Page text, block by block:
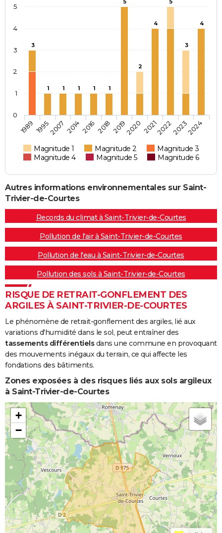
3
1 1 1 1 1
2
4
3
4
Magnitude 1 Magnitude 2
Magnitude 3
Magnitude 4
Magnitude 5 Magnitude 6
198919952007 20142016201820192020 2021202220232024
0
1
2
3
4
5
Autres informations environnementales sur Saint-
Trivier-de-Courtes
Records du climat à Saint-Trivier-de-Courtes
Pollution de l'air à Saint-Trivier-de-Courtes
Pollution de l'eau à Saint-Trivier-de-Courtes
Pollution des sols à Saint-Trivier-de-Courtes
RISQUE DE RETRAIT-GONFLEMENT DES
ARGILES À SAINT-TRIVIER-DE-COURTES
Le phénomène de retrait-gonflement des argiles, lié aux
variations d'humidité dans le sol, peut entraîner des
tassements différentielsdans une commune en provoquant
des mouvements inégaux du terrain, ce qui affecte les
fondations des bâtiments.
Zones exposées à des risques liés aux sols argileux
à Saint-Trivier-de-Courtes
+
−